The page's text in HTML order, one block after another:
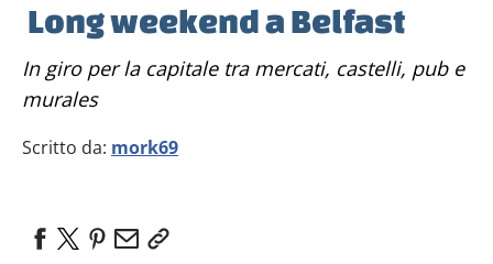
Long weekend a Belfast
In giro per la capitale tra mercati, castelli, pub e
murales
Scritto da: mork69